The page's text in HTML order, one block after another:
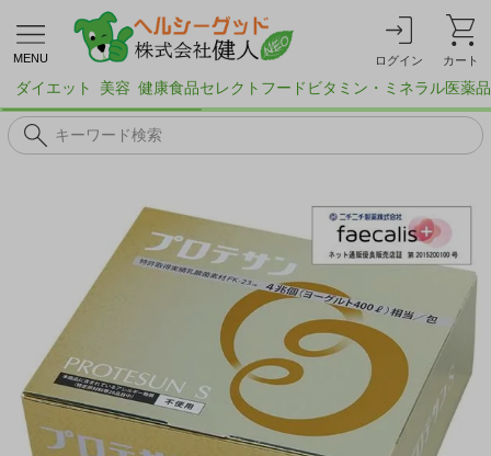
MENU ログイン カート
ダイエット 美容 健康食品セレクトフード ビタミン・ミネラル医薬品